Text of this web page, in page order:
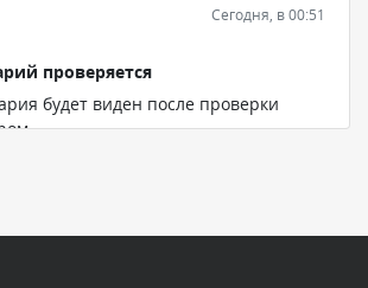
Сегодня, в 00:51
проверяется
будет виден после проверки